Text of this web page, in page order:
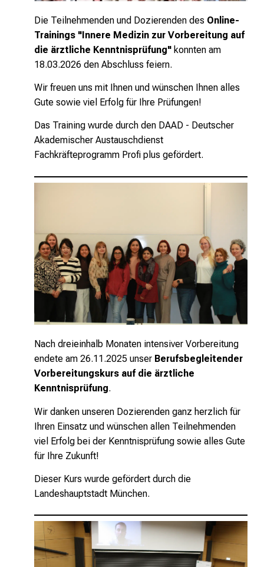
Die Teilnehmenden und Dozierenden des Online-
Trainings "Innere Medizin zur Vorbereitung auf
die ärztliche Kenntnisprüfung" konnten am
18.03.2026 den Abschluss feiern.
Wir freuen uns mit Ihnen und wünschen Ihnen alles
Gute sowie viel Erfolg für Ihre Prüfungen!
Das Training wurde durch den DAAD - Deutscher
Akademischer Austauschdienst
Fachkräfteprogramm Profi plus gefördert.
Nach dreieinhalb Monaten intensiver Vorbereitung
endete am 26.11.2025 unser Berufsbegleitender
Vorbereitungskurs auf die ärztliche
Kenntnisprüfung.
Wir danken unseren Dozierenden ganz herzlich für
Ihren Einsatz und wünschen allen Teilnehmenden
viel Erfolg bei der Kenntnisprüfung sowie alles Gute
für Ihre Zukunft!
Dieser Kurs wurde gefördert durch die
Landeshauptstadt München.